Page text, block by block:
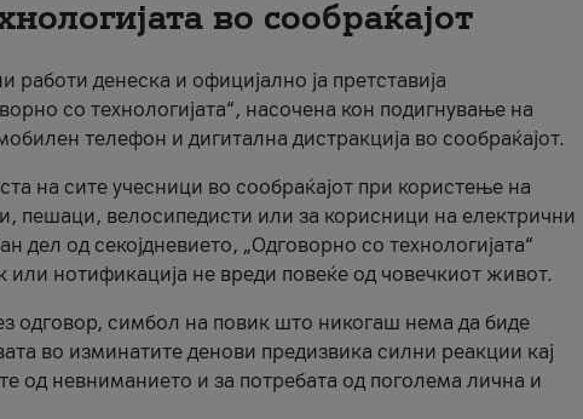
во сообраќајот
денеска и официјално ја претставија
со технологијата“, насочена кон подигнување на
телефон и дигитална дистракција во сообраќајот.
на сите учесници во сообраќајот при користење на
пешаци, велосипедисти или за корисници на електрични
од секојдневието, „Одговорно со технологијата“
или нотификација не вреди повеќе од човечкиот живот.
одговор, симбол на повик што никогаш нема да биде
во изминатите денови предизвика силни реакции кај
од невниманието и за потребата од поголема лична и